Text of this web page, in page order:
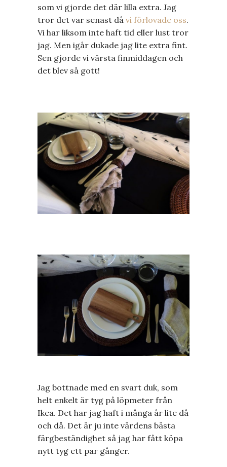
som vi gjorde det där lilla extra. Jag
tror det var senast då vi förlovade oss.
Vi har liksom inte haft tid eller lust tror
jag. Men igår dukade jag lite extra fint.
Sen gjorde vi värsta finmiddagen och
det blev så gott!
Jag bottnade med en svart duk, som
helt enkelt är tyg på löpmeter från
Ikea. Det har jag haft i många år lite då
och då. Det är ju inte värdens bästa
färgbeständighet så jag har fått köpa
nytt tyg ett par gånger.